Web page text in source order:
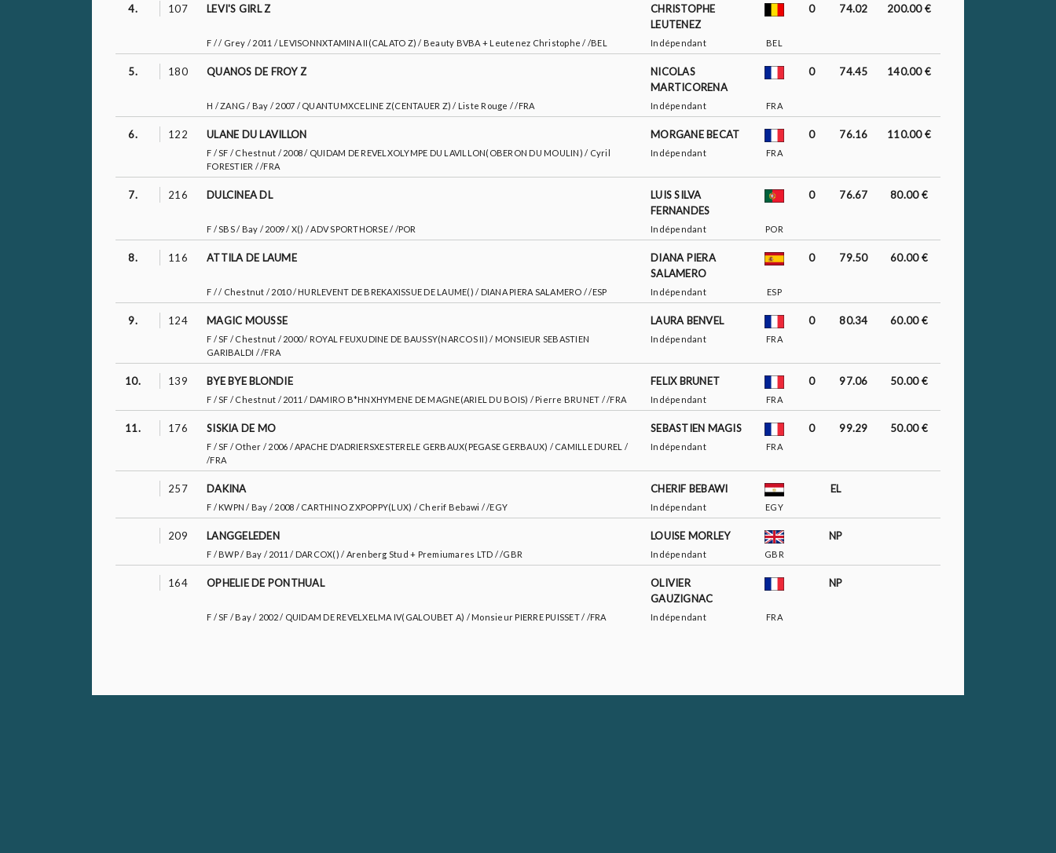
4. 107 LEVI'S GIRL Z
CHRISTOPHE
LEUTENEZ
0 74.02 200.00 €
F / / Grey / 2011 / LEVISONNXTAMINA II(CALATO Z) / Beauty BVBA + Leutenez Christophe / /BEL Indépendant BEL
5. 180 QUANOS DE FROY Z
NICOLAS
MARTICORENA
0 74.45 140.00 €
H / ZANG / Bay / 2007 / QUANTUMXCELINE Z(CENTAUER Z) / Liste Rouge / /FRA Indépendant FRA
6. 122 ULANE DU LAVILLON MORGANE BECAT 0 76.16 110.00 €
F / SF / Chestnut / 2008 / QUIDAM DE REVELXOLYMPE DU LAVILLON(OBERON DU MOULIN) / Cyril
FORESTIER / /FRA
Indépendant FRA
7. 216 DULCINEA DL
LUIS SILVA
FERNANDES
0 76.67 80.00 €
F / SBS / Bay / 2009 / X() / ADV SPORTHORSE / /POR Indépendant POR
8. 116 ATTILA DE LAUME
DIANA PIERA
SALAMERO
0 79.50 60.00 €
F / / Chestnut / 2010 / HURLEVENT DE BREKAXISSUE DE LAUME() / DIANA PIERA SALAMERO / /ESP Indépendant ESP
9. 124 MAGIC MOUSSE LAURA BENVEL 0 80.34 60.00 €
F / SF / Chestnut / 2000 / ROYAL FEUXUDINE DE BAUSSY(NARCOS II) / MONSIEUR SEBASTIEN
GARIBALDI / /FRA
Indépendant FRA
10. 139 BYE BYE BLONDIE FELIX BRUNET 0 97.06 50.00 €
F / SF / Chestnut / 2011 / DAMIRO B*HNXHYMENE DE MAGNE(ARIEL DU BOIS) / Pierre BRUNET / /FRA Indépendant FRA
11. 176 SISKIA DE MO SEBASTIEN MAGIS 0 99.29 50.00 €
F / SF / Other / 2006 / APACHE D'ADRIERSXESTERELE GERBAUX(PEGASE GERBAUX) / CAMILLE DUREL /
/FRA
Indépendant FRA
257 DAKINA CHERIF BEBAWI EL
F / KWPN / Bay / 2008 / CARTHINO ZXPOPPY(LUX) / Cherif Bebawi / /EGY Indépendant EGY
209 LANGGELEDEN LOUISE MORLEY NP
F / BWP / Bay / 2011 / DARCOX() / Arenberg Stud + Premiumares LTD / /GBR Indépendant GBR
164 OPHELIE DE PONTHUAL
OLIVIER
GAUZIGNAC
NP
F / SF / Bay / 2002 / QUIDAM DE REVELXELMA IV(GALOUBET A) / Monsieur PIERRE PUISSET / /FRA Indépendant FRA